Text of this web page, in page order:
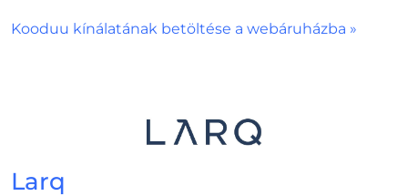
Kooduu kínálatának betöltése a webáruházba »
Larq